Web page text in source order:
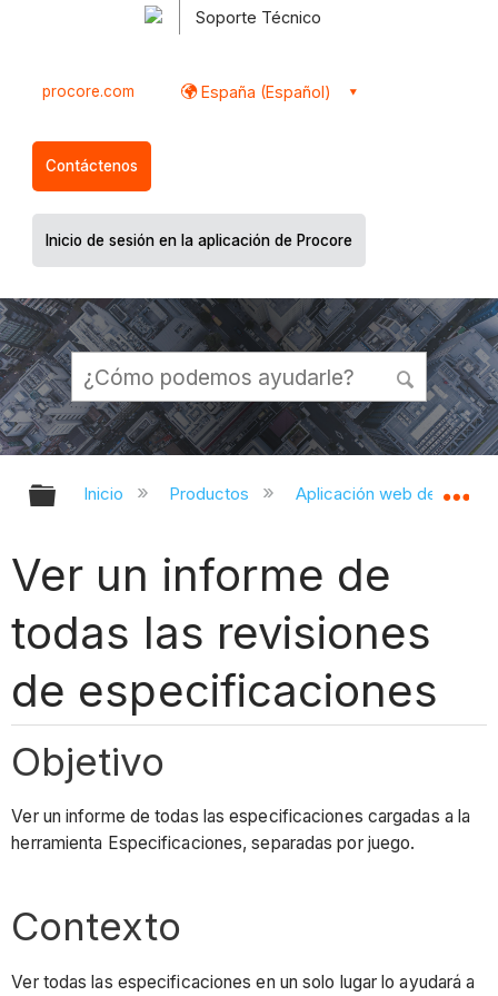
Soporte Técnico
procore.com España (Español)
Contáctenos
Inicio de sesión en la aplicación de Procore
Expandir/contraer jerarquía global
Inicio Productos Aplicación web de
Ver un informe de
todas las revisiones
de especificaciones
Objetivo
Ver un informe de todas las especificaciones cargadas a la
herramienta Especificaciones, separadas por juego.
Contexto
Ver todas las especificaciones en un solo lugar lo ayudará a